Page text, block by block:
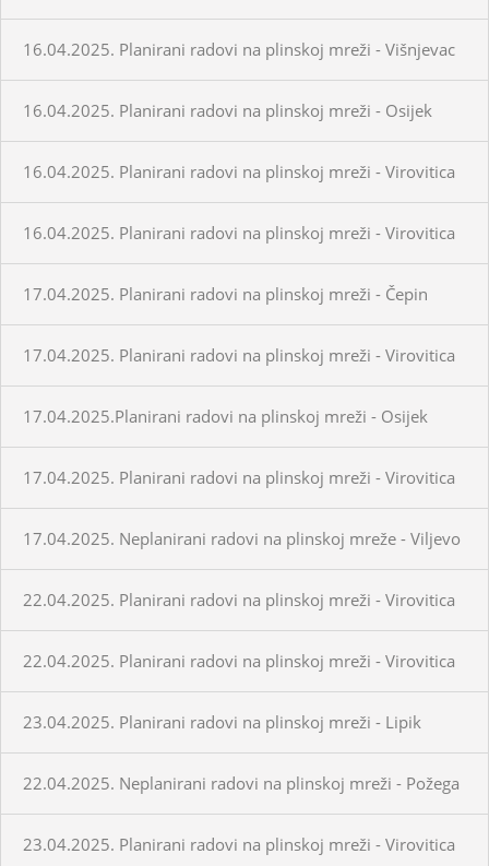
16.04.2025. Planirani radovi na plinskoj mreži - Višnjevac
16.04.2025. Planirani radovi na plinskoj mreži - Osijek
16.04.2025. Planirani radovi na plinskoj mreži - Virovitica
16.04.2025. Planirani radovi na plinskoj mreži - Virovitica
17.04.2025. Planirani radovi na plinskoj mreži - Čepin
17.04.2025. Planirani radovi na plinskoj mreži - Virovitica
17.04.2025.Planirani radovi na plinskoj mreži - Osijek
17.04.2025. Planirani radovi na plinskoj mreži - Virovitica
17.04.2025. Neplanirani radovi na plinskoj mreže - Viljevo
22.04.2025. Planirani radovi na plinskoj mreži - Virovitica
22.04.2025. Planirani radovi na plinskoj mreži - Virovitica
23.04.2025. Planirani radovi na plinskoj mreži - Lipik
22.04.2025. Neplanirani radovi na plinskoj mreži - Požega
23.04.2025. Planirani radovi na plinskoj mreži - Virovitica